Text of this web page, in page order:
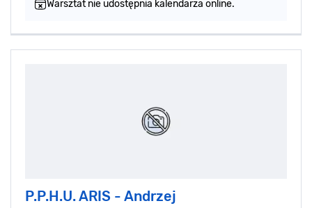
Warsztat nie udostępnia kalendarza online.
P.P.H.U. ARIS - Andrzej